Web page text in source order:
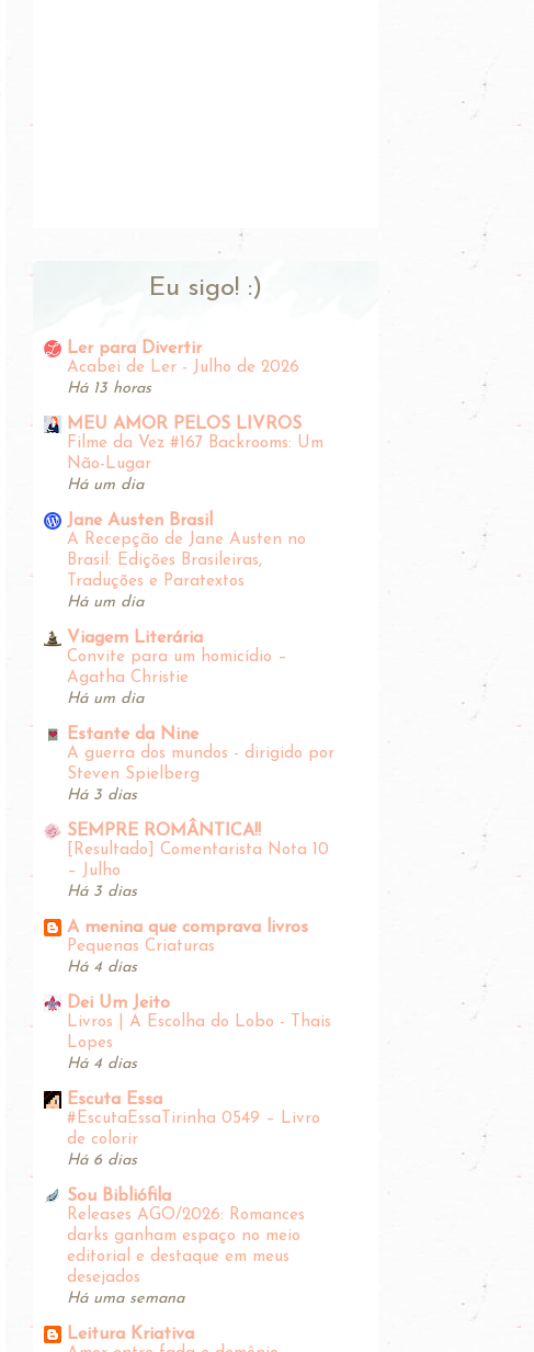
Eu sigo! :)
Ler para Divertir
Acabei de Ler - Julho de 2026
Há 13 horas
MEU AMOR PELOS LIVROS
Filme da Vez #167 Backrooms: Um
Não-Lugar
Há um dia
Jane Austen Brasil
A Recepção de Jane Austen no
Brasil: Edições Brasileiras,
Traduções e Paratextos
Há um dia
Viagem Literária
Convite para um homicídio –
Agatha Christie
Há um dia
Estante da Nine
A guerra dos mundos - dirigido por
Steven Spielberg
Há 3 dias
SEMPRE ROMÂNTICA!!
[Resultado] Comentarista Nota 10
– Julho
Há 3 dias
A menina que comprava livros
Pequenas Criaturas
Há 4 dias
Dei Um Jeito
Livros | A Escolha do Lobo - Thais
Lopes
Há 4 dias
Escuta Essa
#EscutaEssaTirinha‬ 0549 – Livro
de colorir
Há 6 dias
Sou Bibliófila
Releases AGO/2026: Romances
darks ganham espaço no meio
editorial e destaque em meus
desejados
Há uma semana
Leitura Kriativa